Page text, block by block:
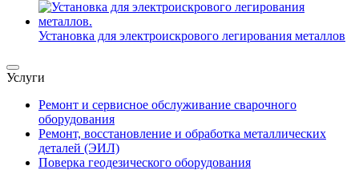
Установка для электроискрового легирования металлов
Услуги
Ремонт и сервисное обслуживание сварочного
оборудования
Ремонт, восстановление и обработка металлических
деталей (ЭИЛ)
Поверка геодезического оборудования